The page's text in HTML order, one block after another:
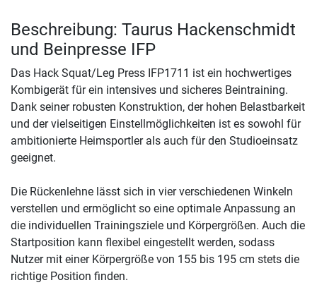
Beschreibung: Taurus Hackenschmidt
und Beinpresse IFP
Das Hack Squat/Leg Press IFP1711 ist ein hochwertiges
Kombigerät für ein intensives und sicheres Beintraining.
Dank seiner robusten Konstruktion, der hohen Belastbarkeit
und der vielseitigen Einstellmöglichkeiten ist es sowohl für
ambitionierte Heimsportler als auch für den Studioeinsatz
geeignet.
Die Rückenlehne lässt sich in vier verschiedenen Winkeln
verstellen und ermöglicht so eine optimale Anpassung an
die individuellen Trainingsziele und Körpergrößen. Auch die
Startposition kann flexibel eingestellt werden, sodass
Nutzer mit einer Körpergröße von 155 bis 195 cm stets die
richtige Position finden.